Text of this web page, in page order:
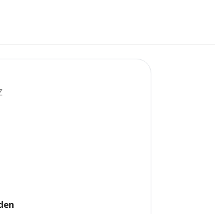
Pearson International